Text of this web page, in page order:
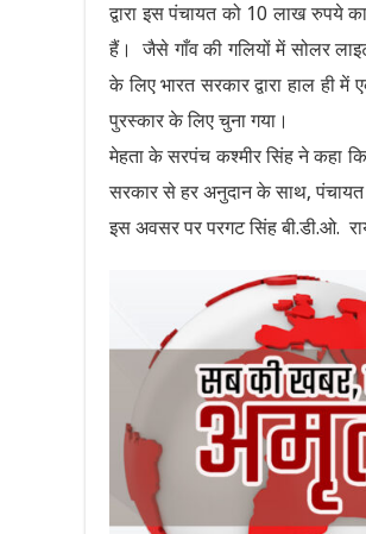
द्वारा इस पंचायत को 10 लाख रुपये
हैं। जैसे गाँव की गलियों में सोलर
के लिए भारत सरकार द्वारा हाल ही
पुरस्कार के लिए चुना गया।
मेहता के सरपंच कश्मीर सिंह ने कहा कि
सरकार से हर अनुदान के साथ, पंचायत
इस अवसर पर परगट सिंह बी.डी.ओ.